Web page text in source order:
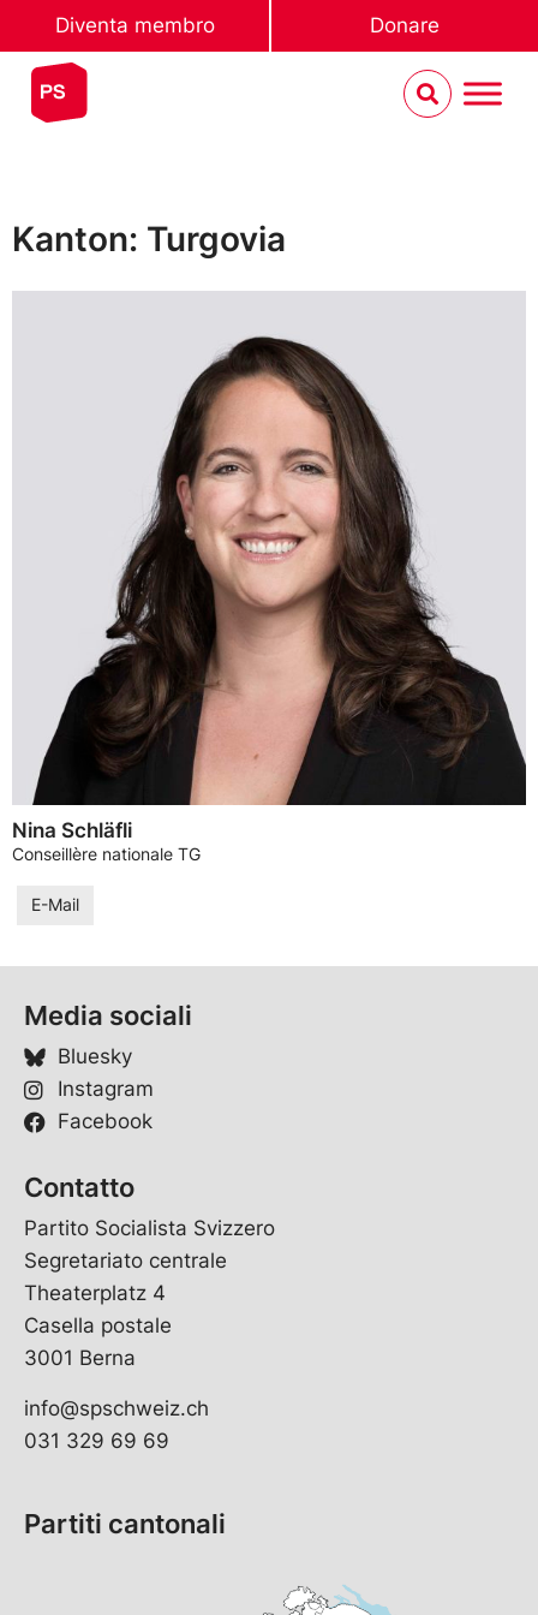
Diventa membro Donare
Kanton: Turgovia
Nina Schläfli
Conseillère nationale TG
E-Mail
Media sociali
Bluesky
Instagram
Facebook
Contatto
Partito Socialista Svizzero
Segretariato centrale
Theaterplatz 4
Casella postale
3001 Berna
info@spschweiz.ch
031 329 69 69
Partiti cantonali